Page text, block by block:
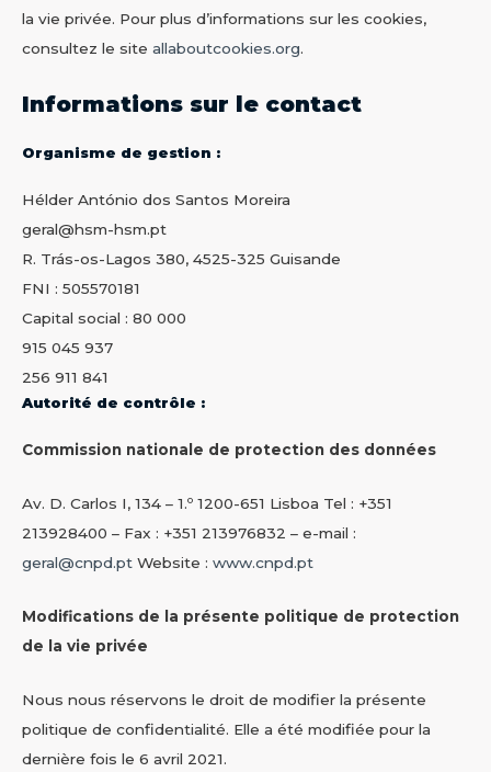
la vie privée. Pour plus d’informations sur les cookies,
consultez le site allaboutcookies.org.
Informations sur le contact
Organisme de gestion :
Hélder António dos Santos Moreira
geral@hsm-hsm.pt
R. Trás-os-Lagos 380, 4525-325 Guisande
FNI : 505570181
Capital social : 80 000
915 045 937
256 911 841
Autorité de contrôle :
Commission nationale de protection des données
Av. D. Carlos I, 134 – 1.º 1200-651 Lisboa Tel : +351
213928400 – Fax : +351 213976832 – e-mail :
geral@cnpd.pt Website : www.cnpd.pt
Modifications de la présente politique de protection
de la vie privée
Nous nous réservons le droit de modifier la présente
politique de confidentialité. Elle a été modifiée pour la
dernière fois le 6 avril 2021.